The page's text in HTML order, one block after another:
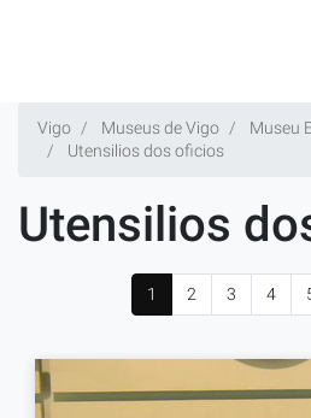
Vigo Museus de Vigo
Museu
Utensilios dos oficios
Utensilios
1 2 3 4